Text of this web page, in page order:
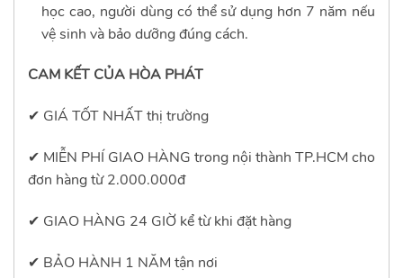
học cao, người dùng có thể sử dụng hơn 7 năm nếu
vệ sinh và bảo dưỡng đúng cách.
CAM KẾT CỦA HÒA PHÁT
✔ GIÁ TỐT NHẤT thị trường
✔ MIỄN PHÍ GIAO HÀNG trong nội thành TP.HCM cho
đơn hàng từ 2.000.000đ
✔ GIAO HÀNG 24 GIỜ kể từ khi đặt hàng
✔ BẢO HÀNH 1 NĂM tận nơi